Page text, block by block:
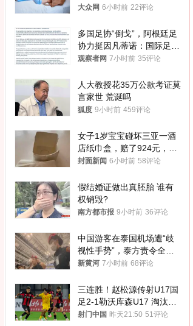
样睡觉更伤身
大众网 6小时前 22评论
多国足协“倒戈”，阿根廷足
协力挺因凡蒂诺：国际足联
今后应继续在其领导下前行
观察者网 7小时前 35评论
人大教授花35万公款考证莫
言家世 荒诞吗
狐度 9小时前 459评论
女子1岁宝宝碰坏三亚一酒
店纸巾盒，赔了924元，发
帖吐槽后酒店退还一半的
封面新闻 6小时前 58评论
假结婚证做出真胚胎 谁有
权销毁?
南方都市报 9小时前 36评论
中国游客在泰国机场遭“歧
视性手势”，泰方责令全面
调查，对责任人采取最严厉
新黄河 7小时前 68评论
三连胜！赵松源传射U17国
足2-1勒沃库森U17 淘汰赛
将战河床
射门中国 昨天21:50 51评论